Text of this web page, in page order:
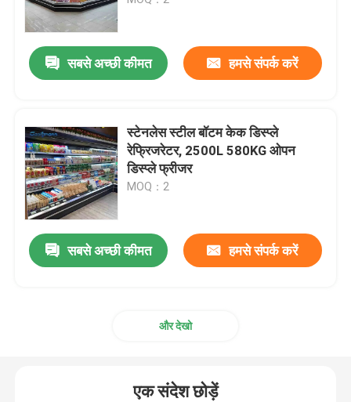
सुपरमार्केट द्वीप फ्रीजर
मांस प्रदर्शन फ्रीजर
डेली डिस्प्ले रेफ्रिजरेटर
सबसे अच्छी कीमत हमसे संपर्क करें
स्टेनलेस स्टील बॉटम केक डिस्प्ले
रेफ्रिजरेटर, 2500L 580KG ओपन
डिस्प्ले फ्रीजर
MOQ：2
सबसे अच्छी कीमत हमसे संपर्क करें
और देखो
एक संदेश छोड़ें